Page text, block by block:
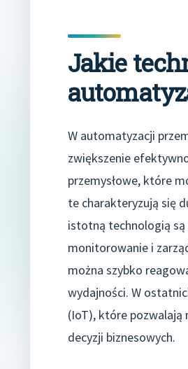
Jakie
W automatyzacji
zwiększenie
przemysłowe, które
te charakteryzują się
istotną technologią są
monitorowanie i
można szybko
wydajności. W
(IoT), które pozwalają
decyzji biznesowych.